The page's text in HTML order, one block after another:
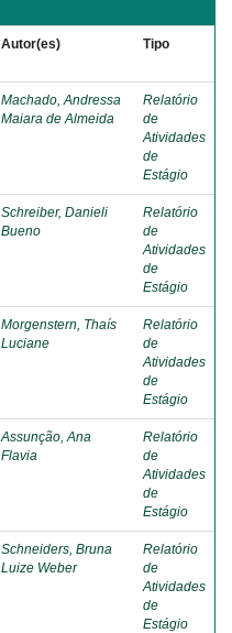
Autor(es) Tipo
Machado, Andressa
Maiara de Almeida
Relatório
de
Atividades
de
Estágio
Schreiber, Danieli
Bueno
Relatório
de
Atividades
de
Estágio
Morgenstern, Thaís
Luciane
Relatório
de
Atividades
de
Estágio
Assunção, Ana
Flavia
Relatório
de
Atividades
de
Estágio
Schneiders, Bruna
Luize Weber
Relatório
de
Atividades
de
Estágio